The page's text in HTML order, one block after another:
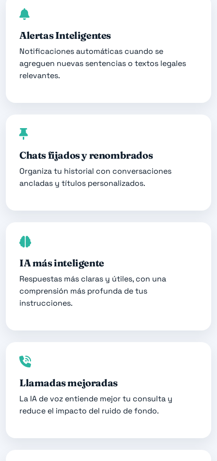
Alertas Inteligentes
Notificaciones automáticas cuando se
agreguen nuevas sentencias o textos legales
relevantes.
Chats fijados y renombrados
Organiza tu historial con conversaciones
ancladas y títulos personalizados.
IA más inteligente
Respuestas más claras y útiles, con una
comprensión más profunda de tus
instrucciones.
Llamadas mejoradas
La IA de voz entiende mejor tu consulta y
reduce el impacto del ruido de fondo.